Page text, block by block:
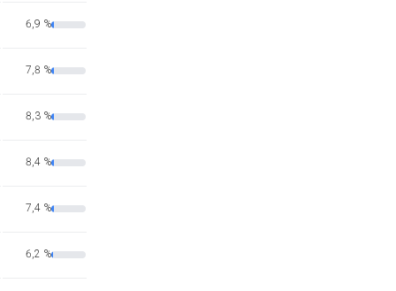
6,9 %
7,8 %
8,3 %
8,4 %
7,4 %
6,2 %